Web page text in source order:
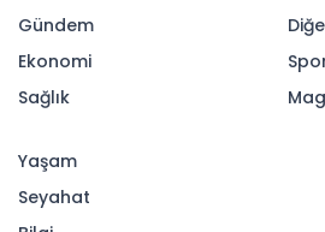
Gündem
Ekonomi
Sağlık
Yaşam
Seyahat